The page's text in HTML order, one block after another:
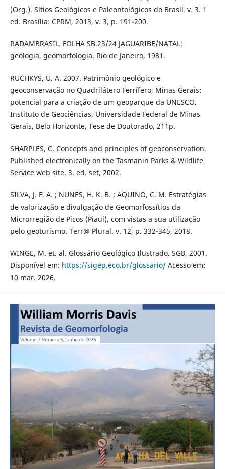
(Org.). Sítios Geológicos e Paleontológicos do Brasil. v. 3. 1
ed. Brasília: CPRM, 2013, v. 3, p. 191-200.
RADAMBRASIL. FOLHA SB.23/24 JAGUARIBE/NATAL:
geologia, geomorfologia. Rio de Janeiro, 1981.
RUCHKYS, U. A. 2007. Patrimônio geológico e
geoconservação no Quadrilátero Ferrífero, Minas Gerais:
potencial para a criação de um geoparque da UNESCO.
Instituto de Geociências, Universidade Federal de Minas
Gerais, Belo Horizonte, Tese de Doutorado, 211p.
SHARPLES, C. Concepts and principles of geoconservation.
Published electronically on the Tasmanin Parks & Wildlife
Service web site. 3. ed. set, 2002.
SILVA, J. F. A. ; NUNES, H. K. B. ; AQUINO, C. M. Estratégias
de valorização e divulgação de Geomorfossítios da
Microrregião de Picos (Piauí), com vistas a sua utilização
pelo geoturismo. Terr@ Plural. v. 12, p. 332-345, 2018.
WINGE, M. et. al. Glossário Geológico Ilustrado. SGB, 2001.
Disponível em: https://sigep.eco.br/glossario/Acesso em:
10 mar. 2026.